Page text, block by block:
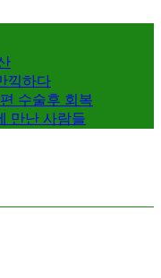
끽하다
수술후 회복
만난 사람들